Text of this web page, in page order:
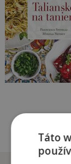
Táto